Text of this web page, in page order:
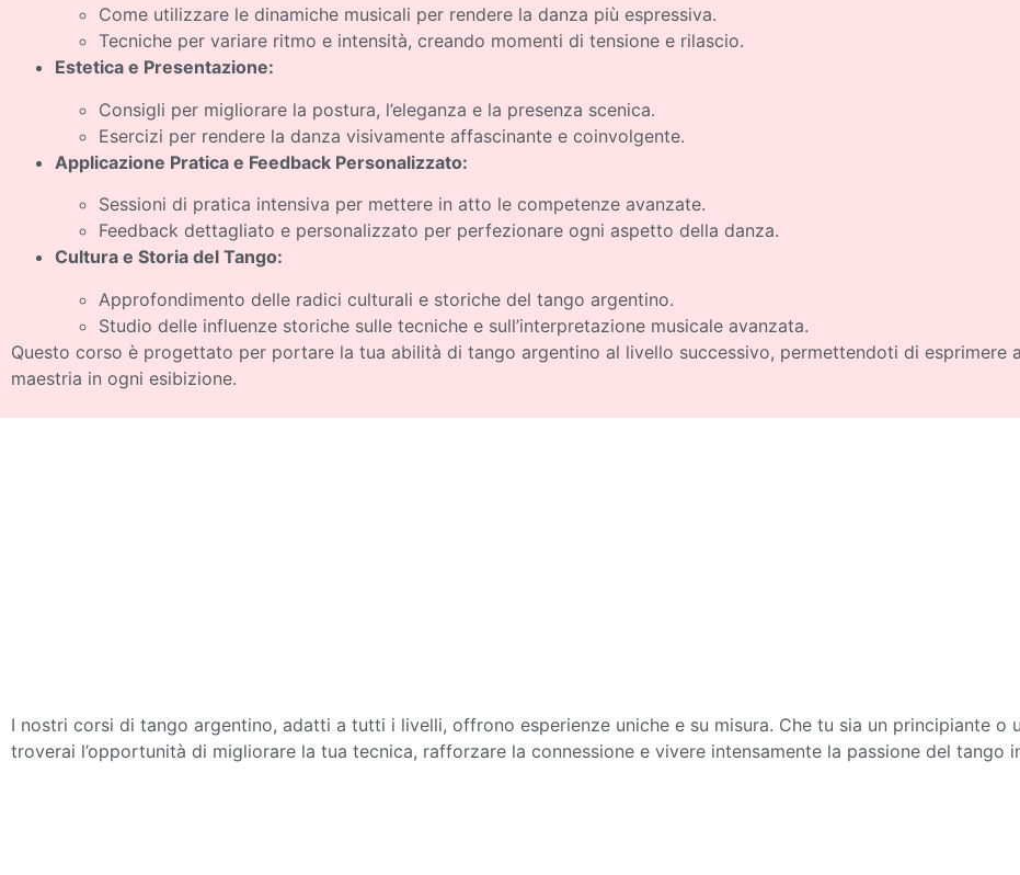
Come utilizzare le dinamiche musicali per rendere la danza più espressiva.
Tecniche per variare ritmo e intensità, creando momenti di tensione e rilascio.
Estetica e Presentazione:
Consigli per migliorare la postura, l’eleganza e la presenza scenica.
Esercizi per rendere la danza visivamente affascinante e coinvolgente.
Applicazione Pratica e Feedback Personalizzato:
Sessioni di pratica intensiva per mettere in atto le competenze avanzate.
Feedback dettagliato e personalizzato per perfezionare ogni aspetto della danza.
Cultura e Storia del Tango:
Approfondimento delle radici culturali e storiche del tango argentino.
Studio delle influenze storiche sulle tecniche e sull’interpretazione musicale avanzata.
Questo corso è progettato per portare la tua abilità di tango argentino al livello successivo, permettendoti di esprimere
maestria in ogni esibizione.
I nostri corsi di tango argentino, adatti a tutti i livelli, offrono esperienze uniche e su misura. Che tu sia un principiante o
troverai l’opportunità di migliorare la tua tecnica, rafforzare la connessione e vivere intensamente la passione del tango